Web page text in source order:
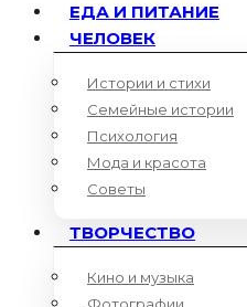
ЕДА И ПИТАНИЕ
ЧЕЛОВЕК
Истории и стихи
Семейные истории
Психология
Мода и красота
Советы
ТВОРЧЕСТВО
Кино и музыка